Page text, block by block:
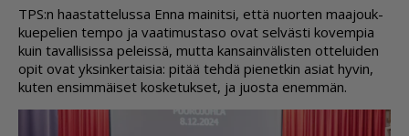
TPS:n haas­tat­te­lus­sa En­na mai­nit­si, et­tä nuor­ten maa­jouk­
ku­e­pe­lien tem­po ja vaa­ti­mus­ta­so ovat sel­väs­ti ko­vem­pia
kuin ta­val­li­sis­sa pe­leis­sä, mut­ta kan­sain­vä­lis­ten ot­te­lui­den
opit ovat yk­sin­ker­tai­sia: pi­tää teh­dä pie­net­kin asi­at hy­vin,
ku­ten en­sim­mäi­set kos­ke­tuk­set, ja juos­ta enem­män.